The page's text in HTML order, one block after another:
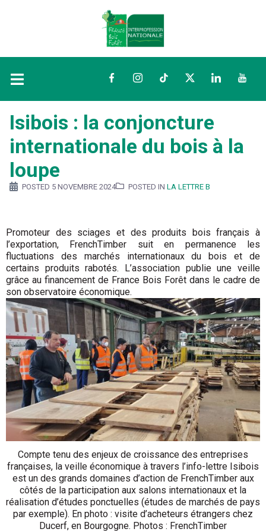
FacebookInstagramTikTokTwitterLinkedIn
Isibois : la conjoncture
internationale du bois à la
loupe
POSTED 5 NOVEMBRE 2024 POSTED IN LA LETTRE B
Promoteur des sciages et des produits bois français à
l’exportation, FrenchTimber suit en permanence les
fluctuations des marchés internationaux du bois et de
certains produits rabotés. L’association publie une veille
grâce au financement de France Bois Forêt dans le cadre de
son observatoire économique.
Compte tenu des enjeux de croissance des entreprises
françaises, la veille économique à travers l’info-lettre Isibois
est un des grands domaines d’action de FrenchTimber aux
côtés de la participation aux salons internationaux et la
réalisation d’études ponctuelles (études de marchés de pays
par exemple). En photo : visite d’acheteurs étrangers chez
Ducerf, en Bourgogne. Photos : FrenchTimber